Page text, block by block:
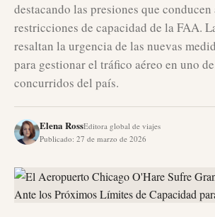
destacando las presiones que
restricciones de capacidad de la FAA.
resaltan la urgencia de las nuevas
para gestionar el tráfico aéreo en uno
concurridos del país.
Elena RossEditora global de viajes
Publicado: 27 de marzo de 2026